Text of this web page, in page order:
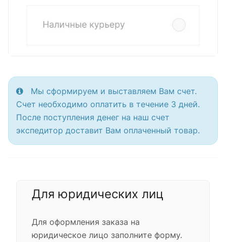
Мы сформируем и выставляем Вам счет.
Счет необходимо оплатить в течение 3 дней.
После поступления денег на наш счет
экспедитор доставит Вам оплаченный товар.
Для юридических лиц
Для оформления заказа на
юридическое лицо заполните форму.